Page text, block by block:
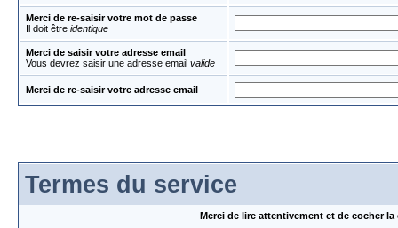
Merci de re-saisir votre mot de passe
Il doit être identique
Merci de saisir votre adresse email
Vous devrez saisir une adresse email valide
Merci de re-saisir votre adresse email
Termes du service
Merci de lire attentivement et de cocher